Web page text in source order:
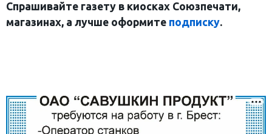
Спрашивайте газету в киосках Союзпечати,
магазинах, а лучше оформите подписку.